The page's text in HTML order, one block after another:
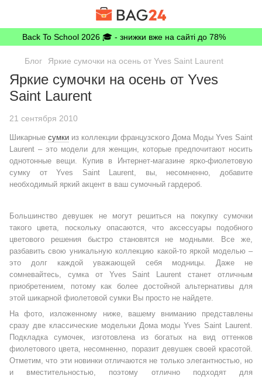
Back To School 2026 🎓 - знижки вже на сайті до 78%
Блог Яркие сумочки на осень от Yves Saint Laurent
Яркие сумочки на осень от Yves
Saint Laurent
21 сентября 2010
Шикарные сумки из коллекции французского Дома Моды Yves Saint
Laurent – это модели для женщин, которые предпочитают носить
однотонные вещи. Купив в Интернет-магазине ярко-фиолетовую
сумку от Yves Saint Laurent, вы, несомненно, добавите
необходимый яркий акцент в ваш сумочный гардероб.
Большинство девушек не могут решиться на покупку сумочки
такого цвета, поскольку опасаются, что аксессуары подобного
цветового решения быстро становятся не модными. Все же,
разбавить свою уникальную коллекцию какой-то яркой моделью –
это долг каждой уважающей себя модницы. Даже не
сомневайтесь, сумка от Yves Saint Laurent станет отличным
приобретением, потому как более достойной альтернативы для
этой шикарной фиолетовой сумки Вы просто не найдете.
На фото, изложенному ниже, вашему вниманию представлены
сразу две классические модельки Дома моды Yves Saint Laurent.
Подкладка сумочек, изготовлена из богатых на вид оттенков
фиолетового цвета, несомненно, поразит девушек своей красотой.
Отметим, что эти новинки отличаются не только элегантностью, но
и вместительностью, поэтому отлично подходят для